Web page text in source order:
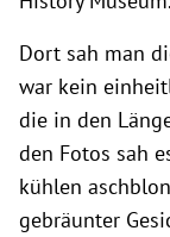
Dort sah man
war kein
die in den
den Fotos sah
kühlen
gebräunter